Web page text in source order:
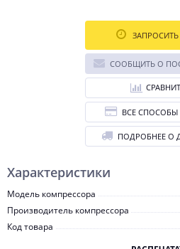
Характеристики
Модель компрессора
Производитель компрессора
Код товара
СООБЩИТЬ О
ВСЕ
ПОДРОБНЕЕ О